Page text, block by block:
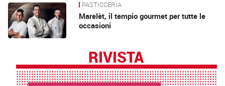
News PASTICCERIA
Marelèt, il tempio gourmet per tutte le
occasioni
RIVISTA